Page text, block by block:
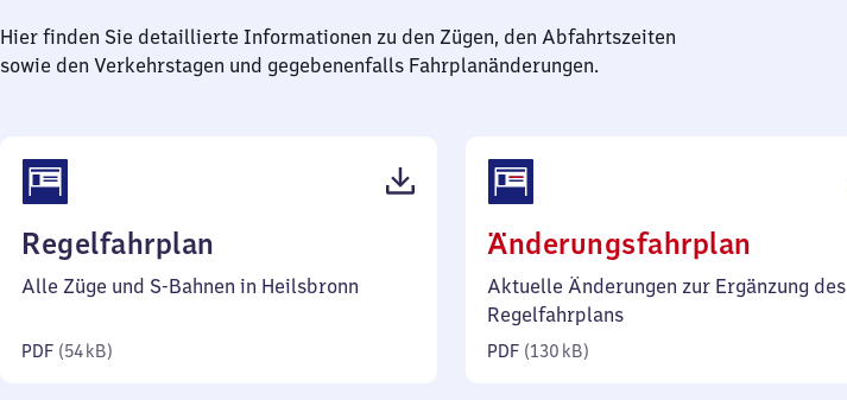
Hier finden Sie detaillierte Informationen zu den Zügen, den Abfahrtszeiten
sowie den Verkehrstagen und gegebenenfalls Fahrplanänderungen.
Regelfahrplan
54
Alle Züge und S-Bahnen in Heilsbronn
PDF (54 kB)
Änderungsfahrplan
130
Aktuelle Änderungen zur Ergänzung des
Regelfahrplans
PDF (130 kB)